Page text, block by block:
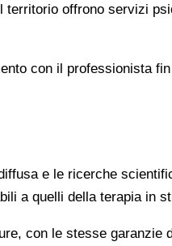
territorio offrono servizi
con il professionista
e le ricerche
a quelli della terapia in
con le stesse